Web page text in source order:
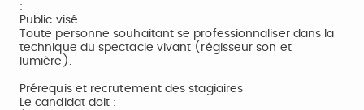
:
Public visé
Toute personne souhaitant se professionnaliser dans la
technique du spectacle vivant (régisseur son et
lumière).
Prérequis et recrutement des stagiaires
Le candidat doit :